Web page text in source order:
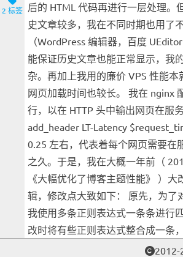
2 标签 后的 HTML 代码再进行一层处理。
史文章较多，我在不同时期也用了
（WordPress 编辑器，百度
能保证历史文章也能正常显示，我
杂。再加上我用的廉价 VPS 性能
网页加载时间也较长。 我在 nginx
行，以在 HTTP 头中输出网页在服
add_header LT-Latency
0.25 左右，代表着每个网页需要在
之久。于是，我在大概一年前（
《大幅优化了博客主题性能》 ）大
辑，修改点大致如下： 原先，为了
我使用多条正则表达式一条条进行
改时将有些正则表达式整合成一条
2012-